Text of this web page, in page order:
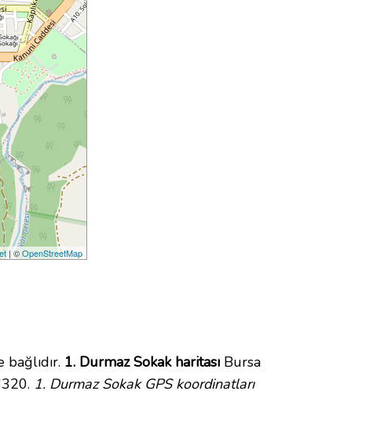
| ©OpenStreetMap
1. Durmaz Sokak haritası Bursa
1. Durmaz Sokak GPS koordinatları